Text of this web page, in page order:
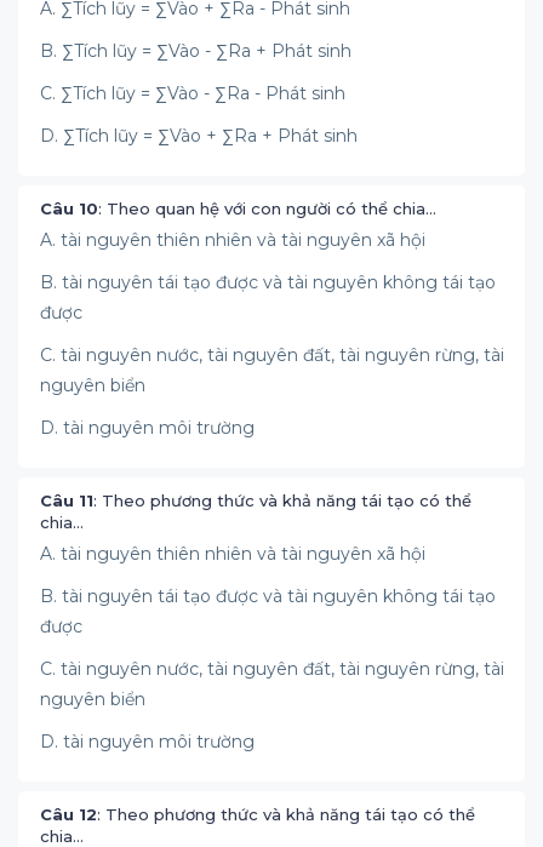
A. ∑Tích lũy = ∑Vào + ∑Ra - Phát sinh
B. ∑Tích lũy = ∑Vào - ∑Ra + Phát sinh
C. ∑Tích lũy = ∑Vào - ∑Ra - Phát sinh
D. ∑Tích lũy = ∑Vào + ∑Ra + Phát sinh
Câu 10: Theo quan hệ với con người có thể chia…
A. tài nguyên thiên nhiên và tài nguyên xã hội
B. tài nguyên tái tạo được và tài nguyên không tái tạo
được
C. tài nguyên nước, tài nguyên đất, tài nguyên rừng, tài
nguyên biển
D. tài nguyên môi trường
Câu 11: Theo phương thức và khả năng tái tạo có thể
chia…
A. tài nguyên thiên nhiên và tài nguyên xã hội
B. tài nguyên tái tạo được và tài nguyên không tái tạo
được
C. tài nguyên nước, tài nguyên đất, tài nguyên rừng, tài
nguyên biển
D. tài nguyên môi trường
Câu 12: Theo phương thức và khả năng tái tạo có thể
chia…